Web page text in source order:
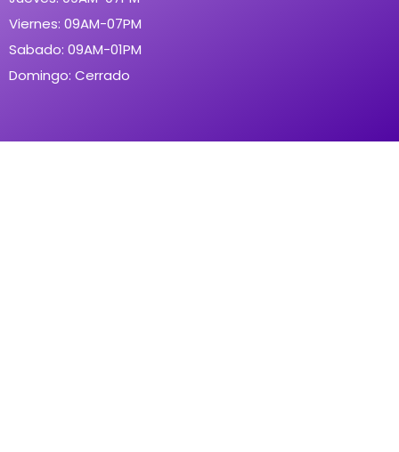
Viernes: 09AM-07PM
Sabado: 09AM-01PM
Domingo: Cerrado